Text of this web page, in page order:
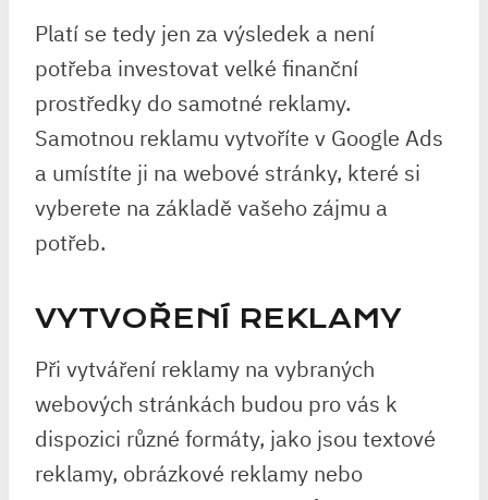
Platí se tedy jen za výsledek a není
potřeba investovat velké finanční
prostředky do samotné reklamy.
Samotnou reklamu vytvoříte v Google Ads
a umístíte ji na webové stránky, které si
vyberete na základě vašeho zájmu a
potřeb.
VYTVOŘENÍ REKLAMY
Při vytváření reklamy na vybraných
webových stránkách budou pro vás k
dispozici různé formáty, jako jsou textové
reklamy, obrázkové reklamy nebo